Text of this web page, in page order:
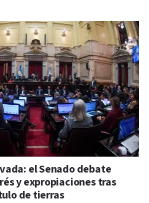
el Senado debate
y expropiaciones tras
de tierras